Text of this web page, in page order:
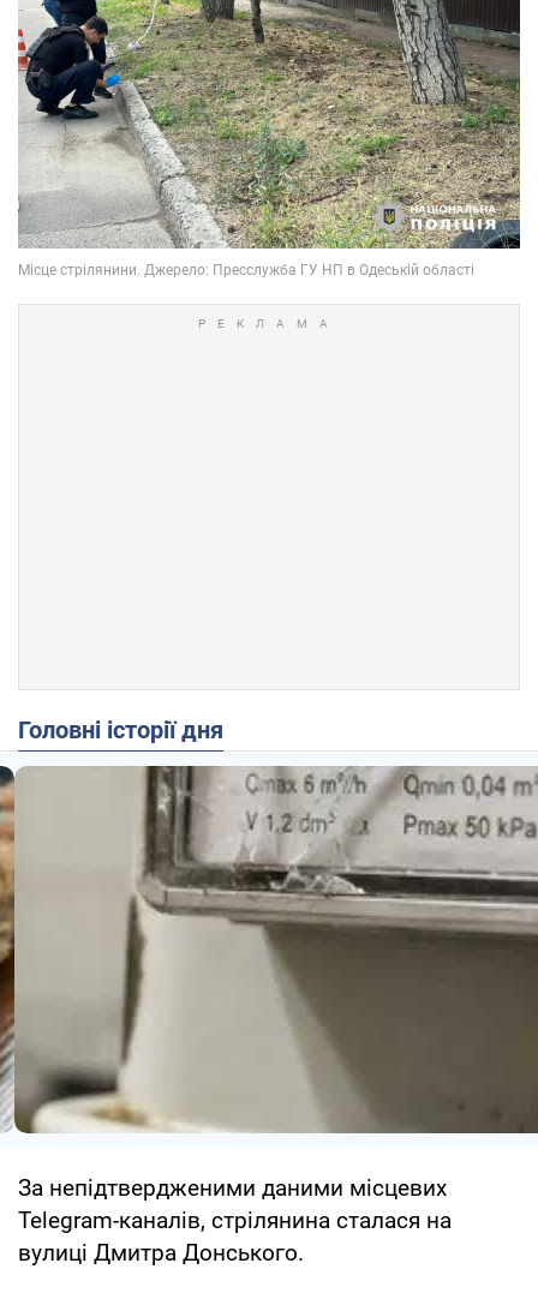
Головні історії дня
За непідтвердженими даними місцевих
Telegram-каналів, стрілянина сталася на
вулиці Дмитра Донського.